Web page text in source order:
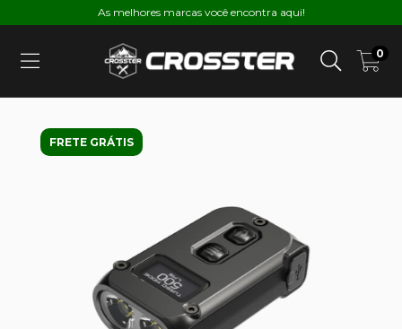
As melhores marcas você encontra aqui!
0
FRETE GRÁTIS